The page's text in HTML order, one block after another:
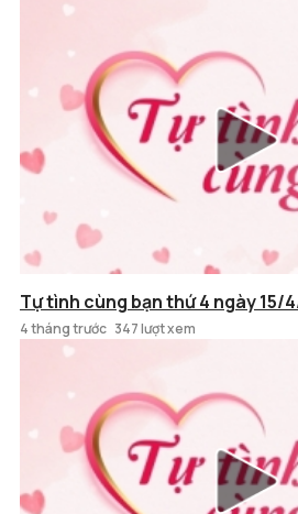
Tự tình cùng bạn thứ 4 ngày 15/
4 tháng trước 347 lượt xem